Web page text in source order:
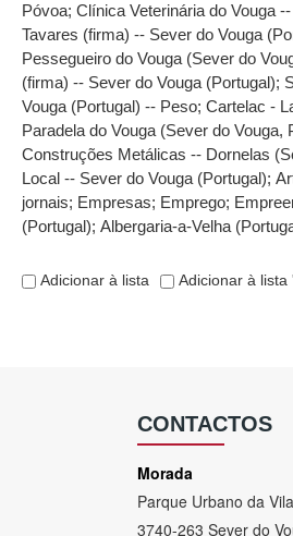
Póvoa;Clínica Veterinária do Vouga
Tavares (firma) -- Sever do Vouga
Pessegueiro do Vouga (Sever do
(firma) -- Sever do Vouga (Portugal);
Vouga (Portugal) -- Peso;Cartelac -
Paradela do Vouga (Sever do Vouga,
Construções Metálicas -- Dornelas
Local -- Sever do Vouga (Portugal);
jornais; Empresas; Emprego;
(Portugal);Albergaria-a-Velha
Adicionar à lista Adicionar à lista
CONTACTOS
Morada
Parque Urbano da
3740-263 Sever do